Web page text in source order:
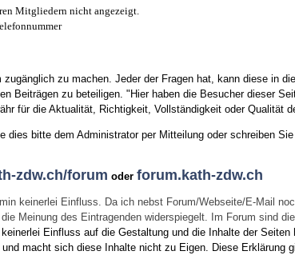
Mitgliedern nicht angezeigt.
zu machen. Jeder der Fragen hat, kann diese in
Beiträgen zu beteiligen. "Hier haben die Besucher dieser
für die Aktualität, Richtigkeit, Vollständigkeit oder Qualität
bitte dem Administrator per Mitteilung oder schreiben
zdw.ch/forum oderforum.kath-zdw.ch
keinerlei Einfluss. Da ich nebst Forum/Webseite/E-Mail
Meinung des Eintragenden widerspiegelt. Im Forum sind
Einfluss auf die Gestaltung und die Inhalte der
macht sich diese Inhalte nicht zu Eigen. Diese Erklärung